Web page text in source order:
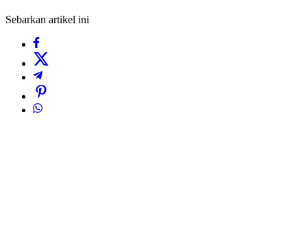
Sebarkan artikel ini